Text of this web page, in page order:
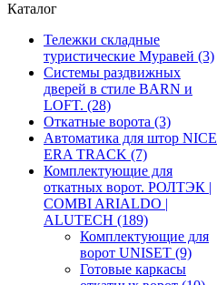
Каталог
Тележки складные
туристические Муравей (3)
Системы раздвижных
дверей в стиле BARN и
LOFT. (28)
Откатные ворота (3)
Автоматика для штор NICE
ERA TRACK (7)
Комплектующие для
откатных ворот. РОЛТЭК |
COMBI ARIALDO |
ALUTECH (189)
Комплектующие для
ворот UNISET (9)
Готовые каркасы